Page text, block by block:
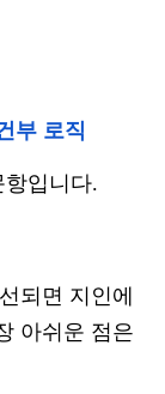
부 로직
입니다.
되면 지인에
아쉬운 점은